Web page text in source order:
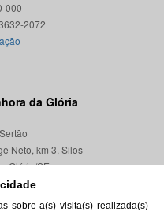
sobre a(s) visita(s) realizada(s)
000
da Glória
Neto, km 3, Silos
Glória/SE
000